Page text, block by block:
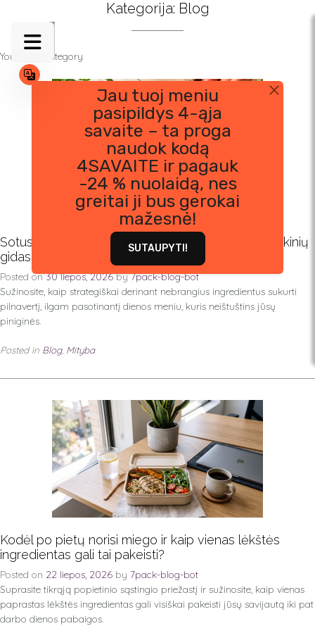
content
Jau tuoj meniu
pasipildys 4-ąja
savaite – ta proga
naudok kodą
4SAVAITE ir pagauk
-24 % nuolaidą, nes
greitai ji bus gerokai
mažesnė!
SUTAUPYTI!
Kategorija: Blog
Your blog category
Sotus dienos meniu be didelių išlaidų: praktinis pirkinių
gidas
Posted on30 liepos, 2026by7pack-blog-bot
Sužinosite, kaip strategiškai derinant nebrangius ingredientus sukurti
pilnavertį, ilgam pasotinantį dienos meniu, kuris neištuštins jūsų
piniginės.
Posted in Blog, Mityba
Kodėl po pietų norisi miego ir kaip vienas lėkštės
ingredientas gali tai pakeisti?
Posted on 22 liepos, 2026 by 7pack-blog-bot
Suprasite tikrąją popietinio sąstingio priežastį ir sužinosite, kaip vienas
paprastas lėkštės ingredientas gali visiškai pakeisti jūsų savijautą iki pat
darbo dienos pabaigos.